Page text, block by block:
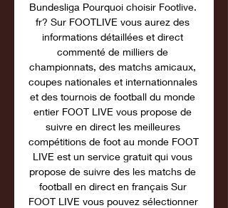
Bundesliga Pourquoi choisir Footlive.
fr? Sur FOOTLIVE vous aurez des
informations détaillées et direct
commenté de milliers de
championnats, des matchs amicaux,
coupes nationales et internationnales
et des tournois de football du monde
entier FOOT LIVE vous propose de
suivre en direct les meilleures
compétitions de foot au monde FOOT
LIVE est un service gratuit qui vous
propose de suivre des les matchs de
football en direct en français Sur
FOOT LIVE vous pouvez sélectionner